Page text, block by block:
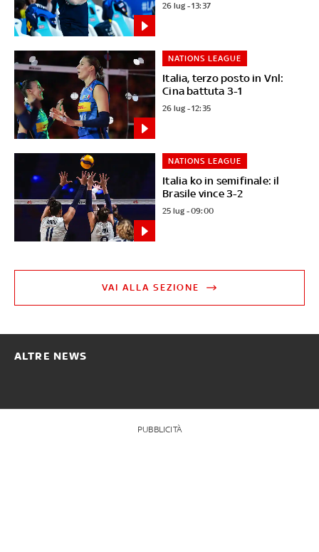
26 lug - 13:37
Italia, terzo posto in Vnl:
Cina battuta 3-1
NATIONS LEAGUE
26 lug - 12:35
Italia ko in semifinale: il
Brasile vince 3-2
NATIONS LEAGUE
25 lug - 09:00
VAI ALLA SEZIONE
ALTRE NEWS
PUBBLICITÀ